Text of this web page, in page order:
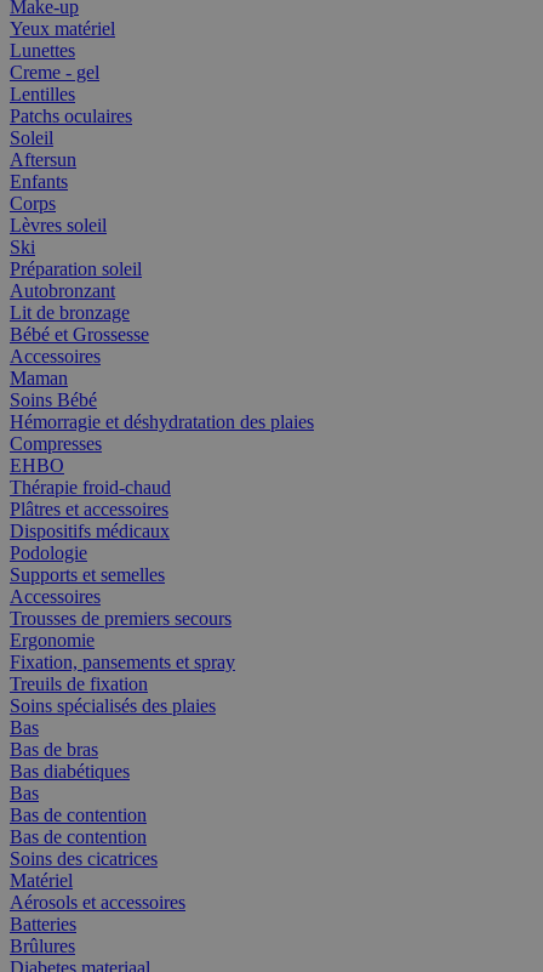
Make-up
Yeux matériel
Lunettes
Creme - gel
Lentilles
Patchs oculaires
Soleil
Aftersun
Enfants
Corps
Lèvres soleil
Ski
Préparation soleil
Autobronzant
Lit de bronzage
Bébé et Grossesse
Accessoires
Maman
Soins Bébé
Hémorragie et déshydratation des plaies
Compresses
EHBO
Thérapie froid-chaud
Plâtres et accessoires
Dispositifs médicaux
Podologie
Supports et semelles
Accessoires
Trousses de premiers secours
Ergonomie
Fixation, pansements et spray
Treuils de fixation
Soins spécialisés des plaies
Bas
Bas de bras
Bas diabétiques
Bas
Bas de contention
Bas de contention
Soins des cicatrices
Matériel
Aérosols et accessoires
Batteries
Brûlures